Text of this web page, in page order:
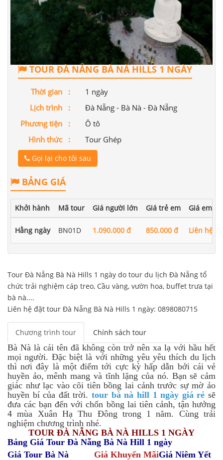
TOUR ĐÀ NẴNG BÀ NÀ HILLS 1 NGÀY
Thời gian :
1 ngày
Lịch trình :
Đà Nẵng - Bà Nà - Đà Nẵng
Phương tiện :
Ô tô
Hình thức :
Tour Ghép
Gọi lại cho tôi sau
BẢNG GIÁ
Khởi hành Mã tour Giá người lớn Giá trẻ em Giá em bé
Hằng ngày BN01D 1.090.000 đ 850.000 đ Liên hệ
Tour Đà Nẵng Bà Nà Hills 1 ngày do tour du lịch Đà Nẵng tổ
chức trải nghiệm cáp treo, Cầu vàng, vườn hoa, buffet trưa tại
bà nà....
Liên hệ đặt tour Đà Nẵng Bà Nà Hills 1 ngày: 0898080715
Chương trình tour Chính sách tour
Bà Nà là cái tên đã không còn trở nên xa lạ với hầu hết
mọi người. Đặc biệt là với những yêu yêu thích du lịch
thì nơi đây là một điểm tới cực kỳ hấp dẫn bởi cái vẻ
huyền ảo, mênh mang và tĩnh lặng của nó. Bạn sẽ cảm
giác như lạc vào cõi tiên bồng lai cảnh trước sự mờ ảo
huyền bí của đất trời.tour bà nà hill 1 ngày giá rẻ sẽ
đưa các bạn đến với chốn bồng lai tiên cảnh, tận hưởng
4 mùa Xuân Hạ Thu Đông trong 1 năm. Cùng trải
nghiệm chương trình nhé.
TOUR ĐÀ NẴNG BÀ NÀ HILLS 1 NGÀY
Bảng Giá Tour Đà Nẵng Bà Nà Hill 1 ngày
Giá Tour Bà Nà
Giá Khuyến MãiGiá Niêm Yết